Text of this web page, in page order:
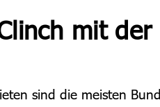
mit der
sind die meisten